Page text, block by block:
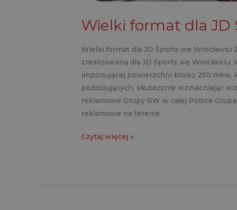
Wielki format dla JD
Wielki format dla JD Sports we
zrealizowaną dla JD Sports we
imponującej powierzchni blisko 250 mkw,
podróżujących, skutecznie wzmacniając
reklamowe Grupy RW w całej Polsce
reklamowe na terenie
Czytaj więcej »